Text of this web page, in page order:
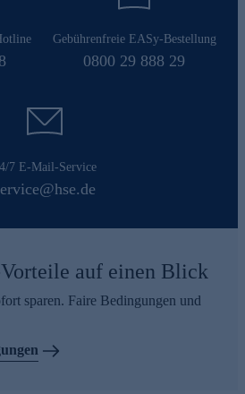
Gebührenfreie EASy-Bestellung
0800 29 888 29
7 E-Mail-Service
auf einen Blick
sparen. Faire Bedingungen und